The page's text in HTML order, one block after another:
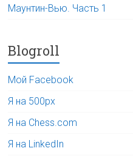
Маунтин-Вью. Часть 1
Blogroll
Мой Facebook
Я на 500px
Я на Chess.com
Я на LinkedIn